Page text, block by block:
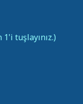
tuşlayınız.)